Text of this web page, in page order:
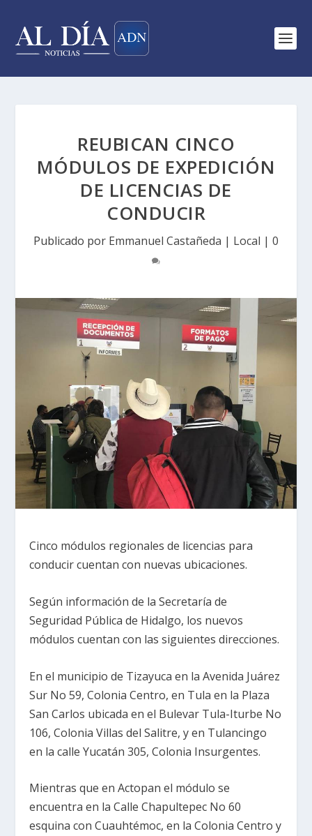
REUBICAN CINCO
MÓDULOS DE EXPEDICIÓN
DE LICENCIAS DE
CONDUCIR
Publicado por Emmanuel Castañeda | Local | 0
Cinco módulos regionales de licencias para
conducir cuentan con nuevas ubicaciones.
Según información de la Secretaría de
Seguridad Pública de Hidalgo, los nuevos
módulos cuentan con las siguientes direcciones.
En el municipio de Tizayuca en la Avenida Juárez
Sur No 59, Colonia Centro, en Tula en la Plaza
San Carlos ubicada en el Bulevar Tula-Iturbe No
106, Colonia Villas del Salitre, y en Tulancingo
en la calle Yucatán 305, Colonia Insurgentes.
Mientras que en Actopan el módulo se
encuentra en la Calle Chapultepec No 60
esquina con Cuauhtémoc, en la Colonia Centro y